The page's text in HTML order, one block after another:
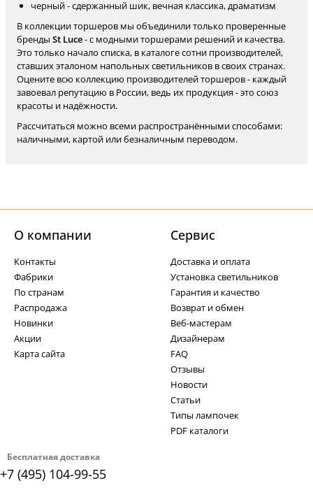
черный - сдержанный шик, вечная классика, драматизм
В коллекции торшеров мы объединили только проверенные
бренды St Luce- с модными торшерами решений и качества.
Это только начало списка, в каталоге сотни производителей,
ставших эталоном напольных светильников в своих странах.
Оцените всю коллекцию производителей торшеров - каждый
завоевал репутацию в России, ведь их продукция - это союз
красоты и надёжности.
Рассчитаться можно всеми распространёнными способами:
наличными, картой или безналичным переводом.
Бесплатная доставка
+7 (495) 104-99-55
О компании
Контакты
Фабрики
По странам
Распродажа
Новинки
Акции
Карта сайта
Cервис
Доставка и оплата
Установка светильников
Гарантия и качество
Возврат и обмен
Веб-мастерам
Дизайнерам
FAQ
Отзывы
Новости
Статьи
Типы лампочек
PDF каталоги